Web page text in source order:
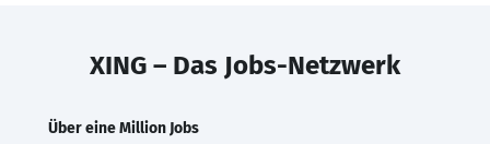
XING – Das Jobs-Netzwerk
Über eine Million Jobs